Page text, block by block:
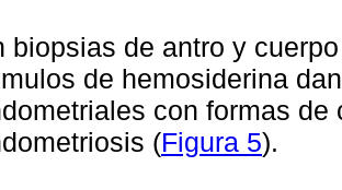
biopsias de antro y
de hemosiderina
con formas
(Figura 5).